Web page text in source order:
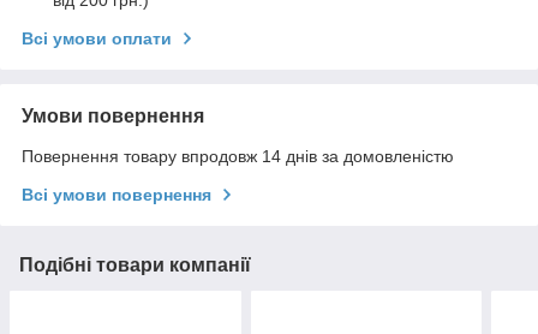
Всі умови оплати
Умови повернення
Повернення товару впродовж 14 днів за домовленістю
Всі умови повернення
Подібні товари компанії